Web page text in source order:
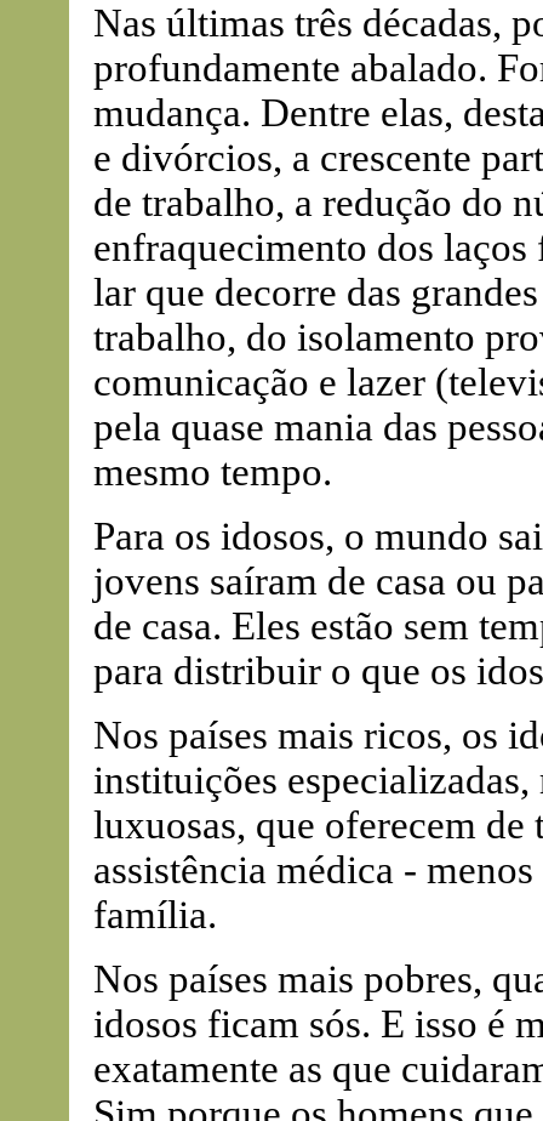
Nas últimas três décadas,
profundamente abalado.
mudança. Dentre elas,
e divórcios, a crescente
de trabalho, a redução do
enfraquecimento dos
lar que decorre das
trabalho, do isolamento
comunicação e lazer
pela quase mania das
mesmo tempo.
Para os idosos, o mundo
jovens saíram de casa ou
de casa. Eles estão sem
para distribuir o que os
Nos países mais ricos, os
instituições
luxuosas, que oferecem de
assistência médica -
família.
Nos países mais pobres,
idosos ficam sós. E isso é
exatamente as que